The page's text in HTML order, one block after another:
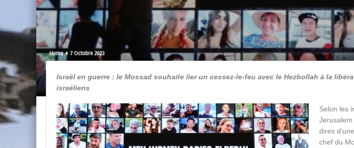
Home 7 Octobre 2023
Israël en guerre : le Mossad souhaite lier un cessez-le-feu avec le Hezbollah à la
israéliens
Selon les
dires
chef du